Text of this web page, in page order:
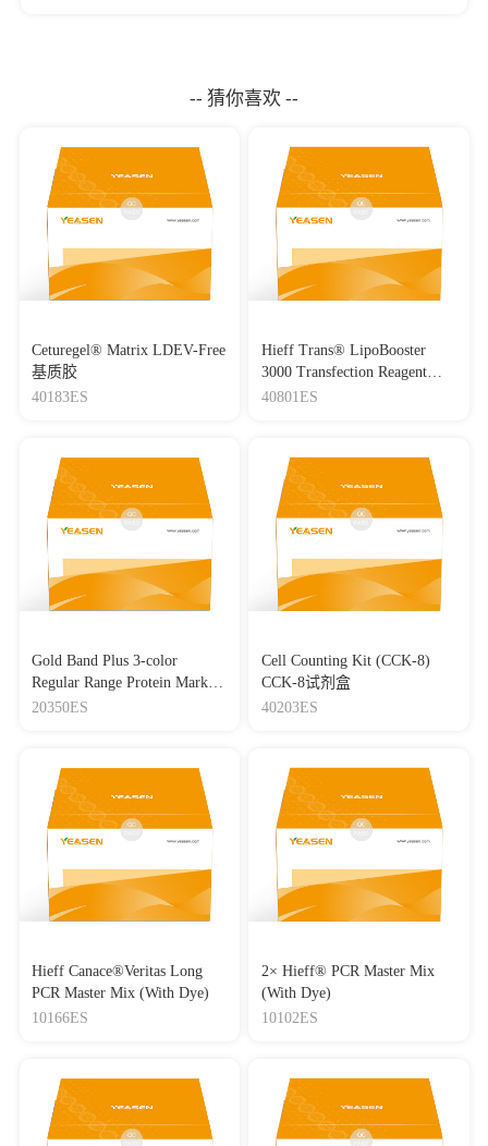
-- 猜你喜欢 --
Ceturegel® Matrix LDEV-Free
基质胶
40183ES
Hieff Trans® LipoBooster
3000 Transfection Reagent
Lipo3000转染试剂
40801ES
Gold Band Plus 3-color
Regular Range Protein Marker
(8-180 kDa) 三色预染蛋白质
20350ES
Cell Counting Kit (CCK-8)
CCK-8试剂盒
40203ES
Hieff Canace®Veritas Long
PCR Master Mix (With Dye)
10166ES
2× Hieff® PCR Master Mix
(With Dye)
10102ES